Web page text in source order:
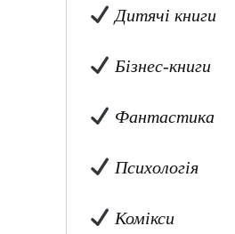
Дитячі книги
Бізнес-книги
Фантастика
Психологія
Комікси